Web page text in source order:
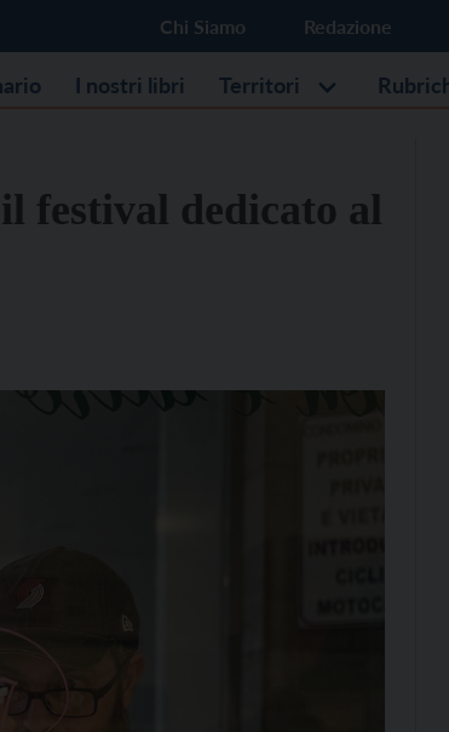
Chi Siamo Redazione
I nostri libri Territori
festival dedicato al